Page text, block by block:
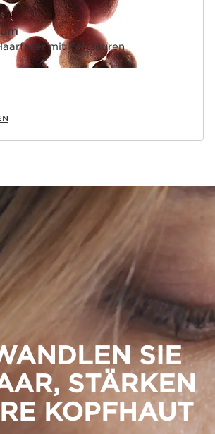
mit Fettsäuren
SIE
STÄRKEN
KOPFHAUT